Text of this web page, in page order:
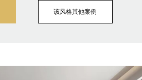
该风格其他案例